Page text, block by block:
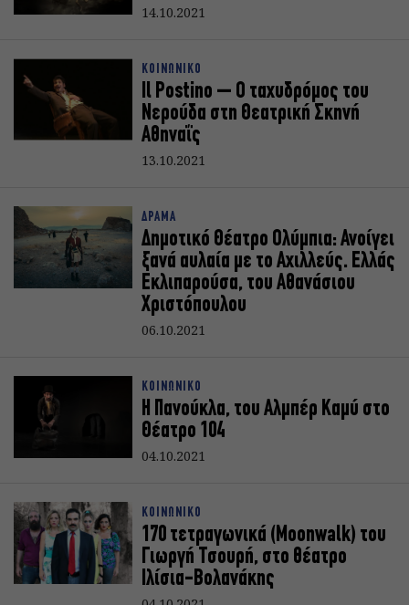
14.10.2021
ΚΟΙΝΩΝΙΚΟ
Il Postino – Ο ταχυδρόμος του
Νερούδα στη Θεατρική Σκηνή
Αθηναΐς
13.10.2021
ΔΡΑΜΑ
Δημοτικό Θέατρο Ολύμπια: Ανοίγει
ξανά αυλαία με το Αχιλλεύς. Ελλάς
Εκλιπαρούσα, του Αθανάσιου
Χριστόπουλου
06.10.2021
ΚΟΙΝΩΝΙΚΟ
Η Πανούκλα, του Αλμπέρ Καμύ στο
Θέατρο 104
04.10.2021
ΚΟΙΝΩΝΙΚΟ
170 τετραγωνικά (Moonwalk) του
Γιωργή Τσουρή, στο θέατρο
Ιλίσια-Βολανάκης